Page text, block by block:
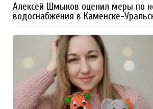
Алексей Шмыков оценил меры по
водоснабжения в Каменске-